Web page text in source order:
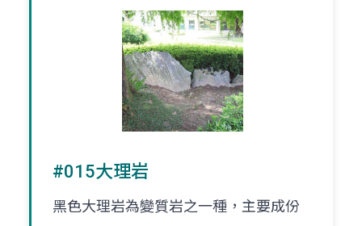
#015大理岩
黑色大理岩為變質岩之一種，主要成份